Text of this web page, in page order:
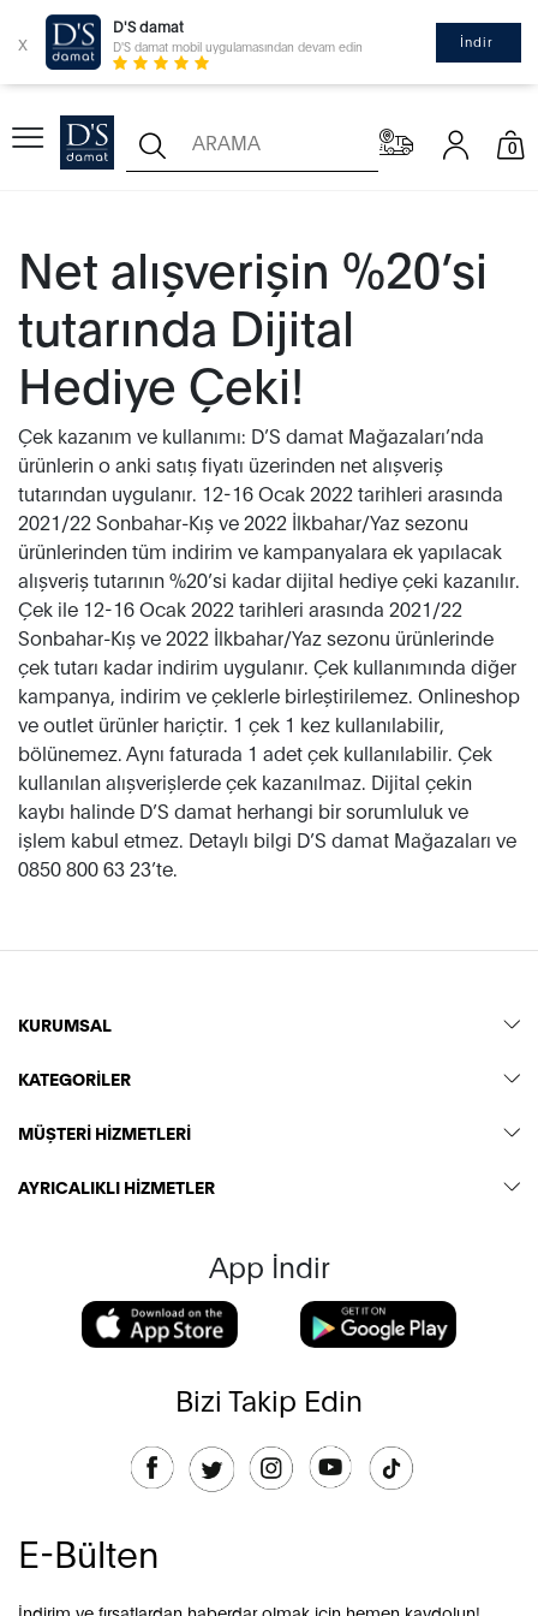
x
D'S damat
D'S damat mobil uygulamasından devam edin İndir
0
Net alışverişin %20’si
tutarında Dijital
Hediye Çeki!
Çek kazanım ve kullanımı: D’S damat Mağazaları’nda
ürünlerin o anki satış fiyatı üzerinden net alışveriş
tutarından uygulanır. 12-16 Ocak 2022 tarihleri arasında
2021/22 Sonbahar-Kış ve 2022 İlkbahar/Yaz sezonu
ürünlerinden tüm indirim ve kampanyalara ek yapılacak
alışveriş tutarının %20’si kadar dijital hediye çeki kazanılır.
Çek ile 12-16 Ocak 2022 tarihleri arasında 2021/22
Sonbahar-Kış ve 2022 İlkbahar/Yaz sezonu ürünlerinde
çek tutarı kadar indirim uygulanır. Çek kullanımında diğer
kampanya, indirim ve çeklerle birleştirilemez. Onlineshop
ve outlet ürünler hariçtir. 1 çek 1 kez kullanılabilir,
bölünemez. Aynı faturada 1 adet çek kullanılabilir. Çek
kullanılan alışverişlerde çek kazanılmaz. Dijital çekin
kaybı halinde D’S damat herhangi bir sorumluluk ve
işlem kabul etmez. Detaylı bilgi D’S damat Mağazaları ve
0850 800 63 23’te.
KURUMSAL
KATEGORİLER
MÜŞTERİ HİZMETLERİ
AYRICALIKLI HİZMETLER
App İndir
Bizi Takip Edin
E-Bülten
İndirim ve fırsatlardan haberdar olmak için hemen kaydolun!